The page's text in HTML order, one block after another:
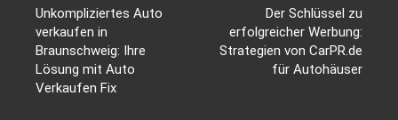
Unkompliziertes Auto
verkaufen in
Braunschweig: Ihre
Lösung mit Auto
Verkaufen Fix
Der Schlüssel zu
erfolgreicher Werbung:
Strategien von CarPR.de
für Autohäuser